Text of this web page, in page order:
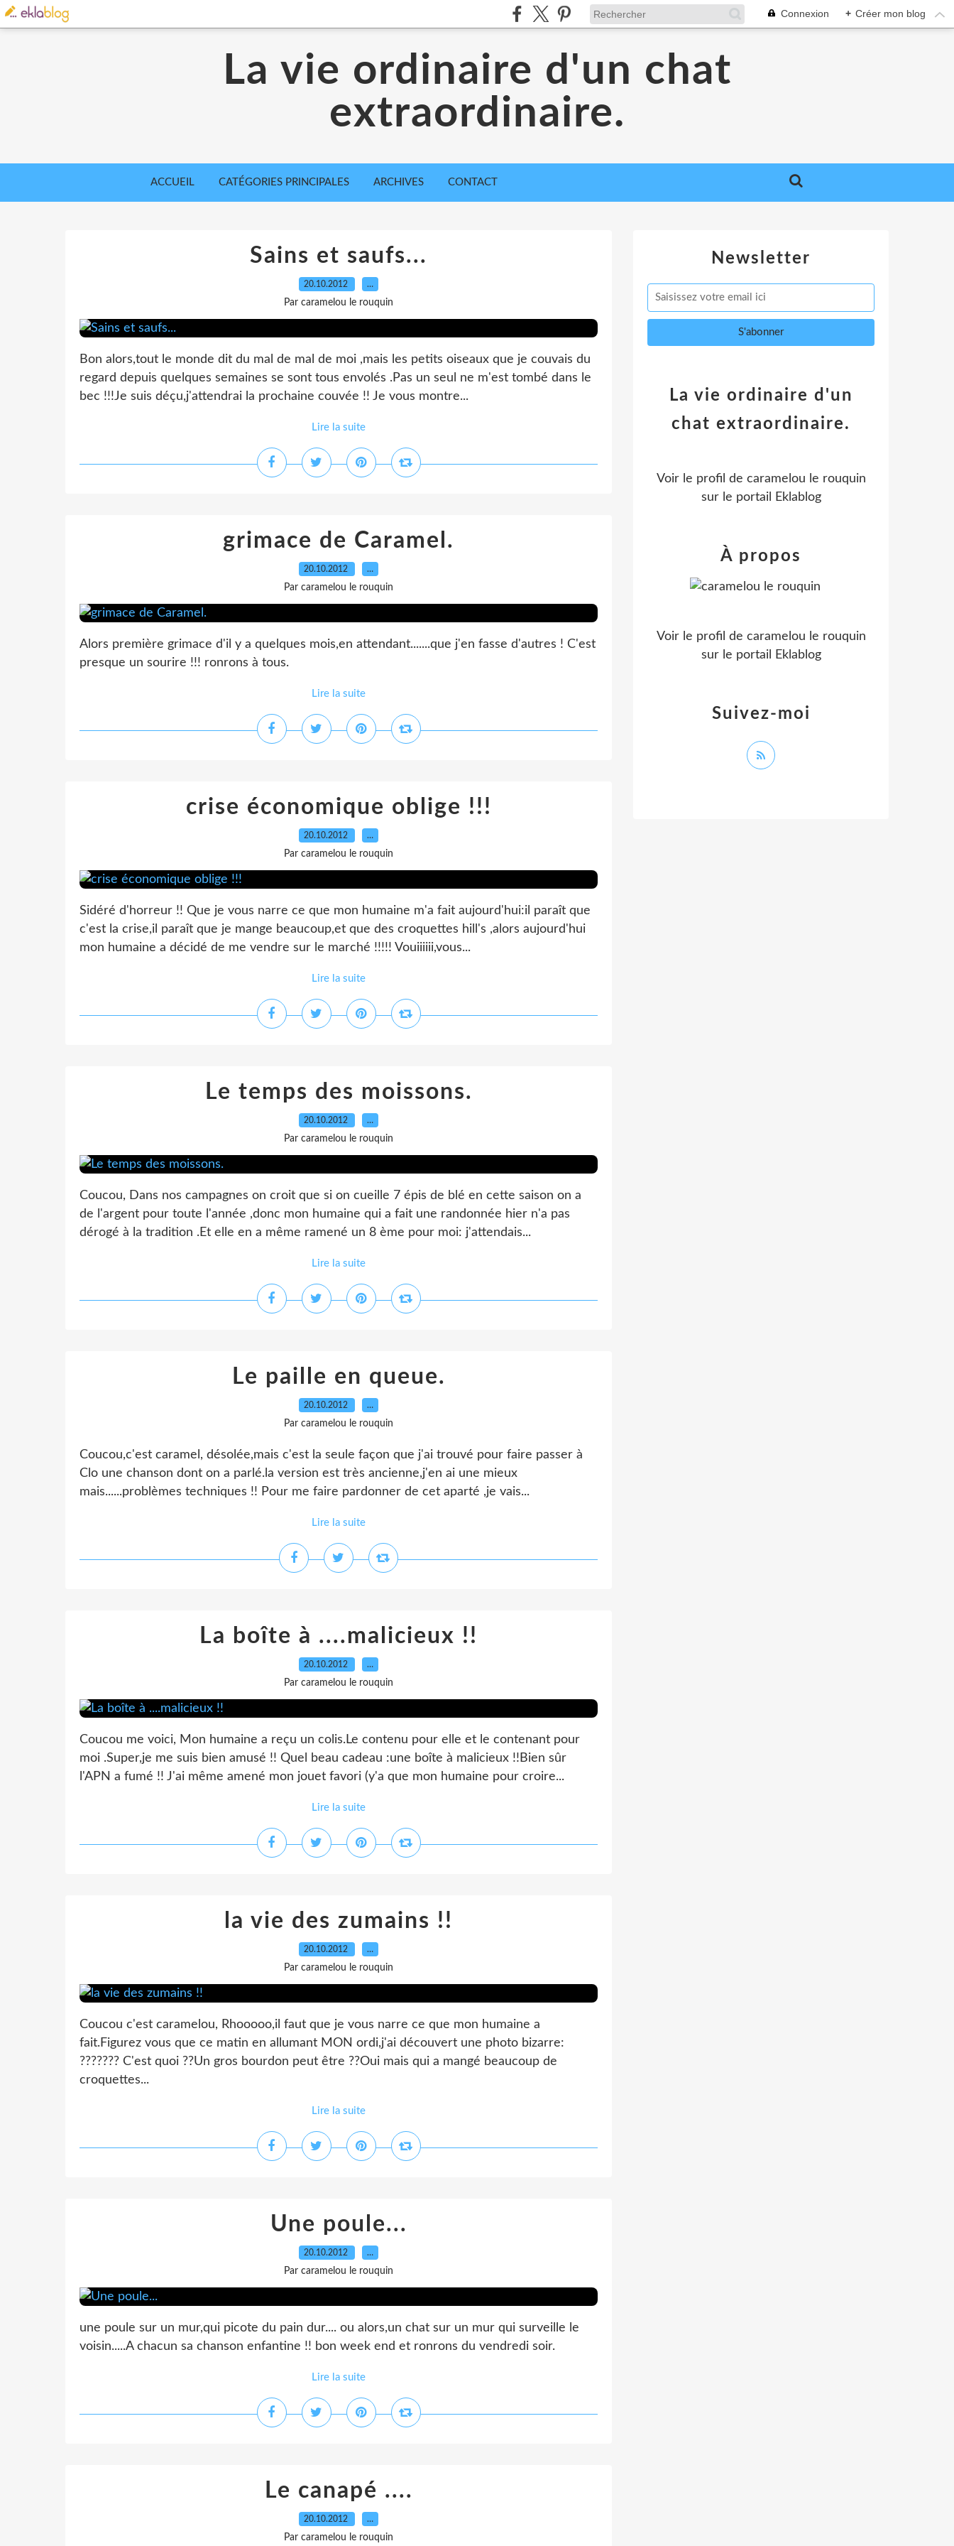
Connexion + Créer mon blog
La vie ordinaire d'un chat
extraordinaire.
ACCUEIL CATÉGORIES PRINCIPALES ARCHIVES CONTACT
Sains et saufs...
20.10.2012 …
Par caramelou le rouquin
Bon alors,tout le monde dit du mal de mal de moi ,mais les petits oiseaux que je couvais du
regard depuis quelques semaines se sont tous envolés .Pas un seul ne m'est tombé dans le
bec !!!Je suis déçu,j'attendrai la prochaine couvée !! Je vous montre...
Lire la suite
grimace de Caramel.
20.10.2012 …
Par caramelou le rouquin
Alors première grimace d'il y a quelques mois,en attendant.......que j'en fasse d'autres ! C'est
presque un sourire !!! ronrons à tous.
Lire la suite
crise économique oblige !!!
20.10.2012 …
Par caramelou le rouquin
Sidéré d'horreur !! Que je vous narre ce que mon humaine m'a fait aujourd'hui:il paraît que
c'est la crise,il paraît que je mange beaucoup,et que des croquettes hill's ,alors aujourd'hui
mon humaine a décidé de me vendre sur le marché !!!!! Vouiiiiii,vous...
Lire la suite
Le temps des moissons.
20.10.2012 …
Par caramelou le rouquin
Coucou, Dans nos campagnes on croit que si on cueille 7 épis de blé en cette saison on a
de l'argent pour toute l'année ,donc mon humaine qui a fait une randonnée hier n'a pas
dérogé à la tradition .Et elle en a même ramené un 8 ème pour moi: j'attendais...
Lire la suite
Le paille en queue.
20.10.2012 …
Par caramelou le rouquin
Coucou,c'est caramel, désolée,mais c'est la seule façon que j'ai trouvé pour faire passer à
Clo une chanson dont on a parlé.la version est très ancienne,j'en ai une mieux
mais......problèmes techniques !! Pour me faire pardonner de cet aparté ,je vais...
Lire la suite
La boîte à ....malicieux !!
20.10.2012 …
Par caramelou le rouquin
Coucou me voici, Mon humaine a reçu un colis.Le contenu pour elle et le contenant pour
moi .Super,je me suis bien amusé !! Quel beau cadeau :une boîte à malicieux !!Bien sûr
l'APN a fumé !! J'ai même amené mon jouet favori (y'a que mon humaine pour croire...
Lire la suite
la vie des zumains !!
20.10.2012 …
Par caramelou le rouquin
Coucou c'est caramelou, Rhooooo,il faut que je vous narre ce que mon humaine a
fait.Figurez vous que ce matin en allumant MON ordi,j'ai découvert une photo bizarre:
??????? C'est quoi ??Un gros bourdon peut être ??Oui mais qui a mangé beaucoup de
croquettes...
Lire la suite
Une poule...
20.10.2012 …
Par caramelou le rouquin
une poule sur un mur,qui picote du pain dur.... ou alors,un chat sur un mur qui surveille le
voisin.....A chacun sa chanson enfantine !! bon week end et ronrons du vendredi soir.
Lire la suite
Le canapé ....
20.10.2012 …
Par caramelou le rouquin
Newsletter
La vie ordinaire d'un
chat extraordinaire.
Voir le profil de caramelou le rouquin
sur le portail Eklablog
Suivez-moi
À propos
Voir le profil de caramelou le rouquin
sur le portail Eklablog